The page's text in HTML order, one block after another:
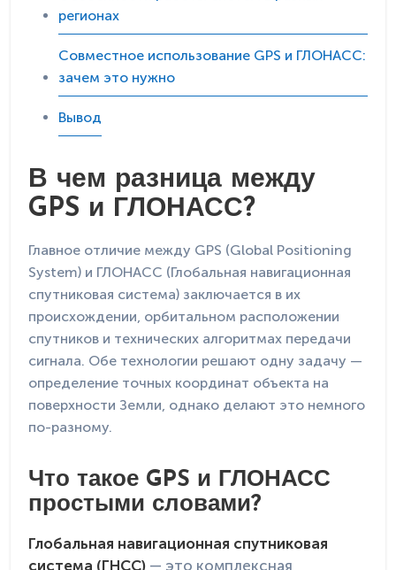
регионах
Совместное использование GPS и ГЛОНАСС:
зачем это нужно
Вывод
В чем разница между
GPS и ГЛОНАСС?
Главное отличие между GPS (Global Positioning
System) и ГЛОНАСС (Глобальная навигационная
спутниковая система) заключается в их
происхождении, орбитальном расположении
спутников и технических алгоритмах передачи
сигнала. Обе технологии решают одну задачу —
определение точных координат объекта на
поверхности Земли, однако делают это немного
по-разному.
Что такое GPS и ГЛОНАСС
простыми словами?
Глобальная навигационная спутниковая
система (ГНСС) — это комплексная